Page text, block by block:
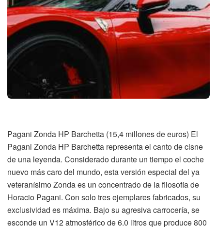
Pagani Zonda HP Barchetta (15,4 millones de euros) El
Pagani Zonda HP Barchetta representa el canto de cisne
de una leyenda. Considerado durante un tiempo el coche
nuevo más caro del mundo, esta versión especial del ya
veteranísimo Zonda es un concentrado de la filosofía de
Horacio Pagani. Con solo tres ejemplares fabricados, su
exclusividad es máxima. Bajo su agresiva carrocería, se
esconde un V12 atmosférico de 6.0 litros que produce 800